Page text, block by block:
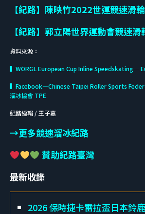
【紀路】陳映竹2022世運競速滑
【紀路】郭立陽世界運動會競速
資料來源：
▍WÖRGL European Cup Inline Speedskating—
▍Facebook—Chinese Taipei Roller Sports
溜冰協會 TPE
紀路編輯 / 王子嘉
→更多競速溜冰紀路
贊助紀路臺灣
最新收錄
2026 保時捷卡雷拉盃日本鈴